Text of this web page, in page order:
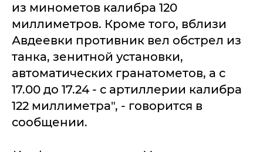
из минометов калибра 120
миллиметров. Кроме того, вблизи
Авдеевки противник вел обстрел из
танка, зенитной установки,
автоматических гранатометов, а с
17.00 до 17.24 - с артиллерии калибра
122 миллиметра", - говорится в
сообщении.